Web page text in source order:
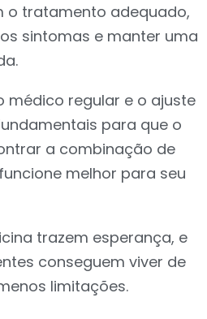
o tratamento adequado,
sintomas e manter uma
médico regular e o ajuste
para que o
a combinação de
melhor para seu
trazem esperança, e
conseguem viver de
limitações.